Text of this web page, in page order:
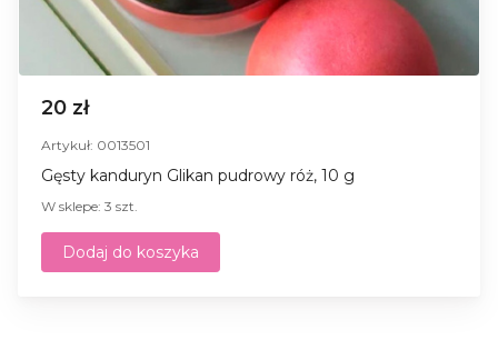
20 zł
Artykuł: 0013501
Gęsty kanduryn Glikan pudrowy róż, 10 g
W sklepe: 3 szt.
Dodaj do koszyka